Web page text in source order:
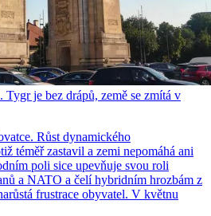
je bez drápů, země se zmítá v
Růst dynamického
téměř zastavil a zemi nepomáhá ani
poli sice upevňuje svou roli
a NATO a čelí hybridním hrozbám z
frustrace obyvatel. V květnu